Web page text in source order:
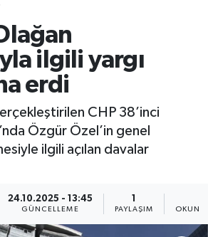
ilgili yargı
erdi
CHP 38’inci
Özgür Özel’in genel
ilgili açılan davalar
24.10.2025 - 13:45
GÜNCELLEME PAYLAŞIM